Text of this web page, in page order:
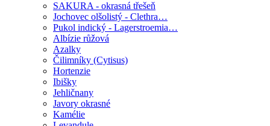
SAKURA - okrasná třešeň
Jochovec olšolistý - Clethra…
Pukol indický - Lagerstroemia…
Albízie růžová
Azalky
Čilimníky (Cytisus)
Hortenzie
Ibišky
Jehličnany
Javory okrasné
Kamélie